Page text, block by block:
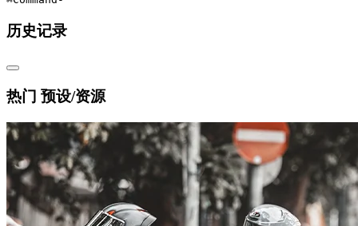
历史记录
热门 预设/资源